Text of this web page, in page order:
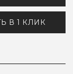
В 1 КЛИК